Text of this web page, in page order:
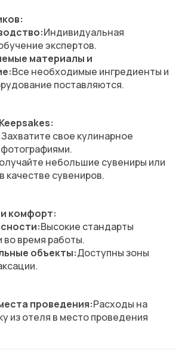
Индивидуальная
экспертов.
материалы и
Все необходимые ингредиенты и
поставляются.
Захватите свое кулинарное
небольшие сувениры или
качестве сувениров.
комфорт:
Высокие стандарты
во время работы.
объекты:Доступны зоны
проведения:Расходы на
из отеля в место проведения